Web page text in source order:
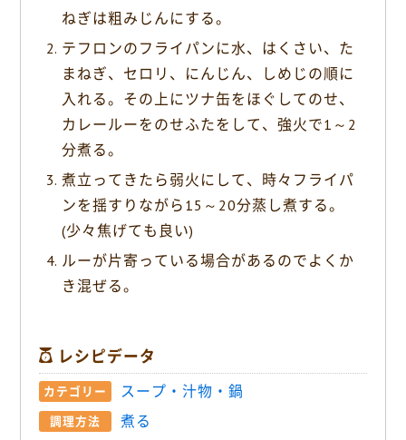
ねぎは粗みじんにする。
テフロンのフライパンに水、はくさい、た
まねぎ、セロリ、にんじん、しめじの順に
入れる。その上にツナ缶をほぐしてのせ、
カレールーをのせふたをして、強火で1～2
分煮る。
煮立ってきたら弱火にして、時々フライパ
ンを揺すりながら15～20分蒸し煮する。
(少々焦げても良い)
ルーが片寄っている場合があるのでよくか
き混ぜる。
レシピデータ
カテゴリー スープ・汁物・鍋
調理方法 煮る